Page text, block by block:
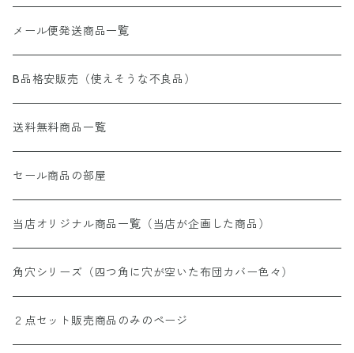
メール便発送商品一覧
B品格安販売（使えそうな不良品）
送料無料商品一覧
セール商品の部屋
当店オリジナル商品一覧（当店が企画した商品）
角穴シリーズ（四つ角に穴が空いた布団カバー色々）
２点セット販売商品のみのページ